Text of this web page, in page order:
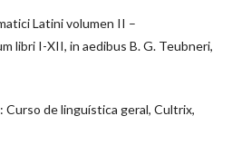
Latini volumen II –
libri I-XII, in aedibus B. G. Teubneri,
Curso de linguística geral, Cultrix,